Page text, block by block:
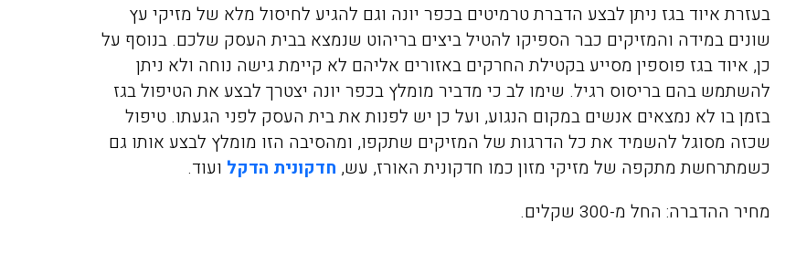
אריאלה לוין
08/04/2020
מיכה אלפסי
17/02/2019
בעזרת איוד בגז ניתן לבצע הדברת טרמיטים בכפר יונה וגם להגיע לחיסול מלא של מזיקי עץ
שונים במידה והמזיקים כבר הספיקו להטיל ביצים בריהוט שנמצא בבית העסק שלכם. בנוסף על
כן, איוד בגז פוספין מסייע בקטילת החרקים באזורים אליהם לא קיימת גישה נוחה ולא ניתן
להשתמש בהם בריסוס רגיל. שימו לב כי מדביר מומלץ בכפר יונה יצטרך לבצע את הטיפול בגז
בזמן בו לא נמצאים אנשים במקום הנגוע, ועל כן יש לפנות את בית העסק לפני הגעתו. טיפול
שכזה מסוגל להשמיד את כל הדרגות של המזיקים שתקפו, ומהסיבה הזו מומלץ לבצע אותו גם
כשמתרחשת מתקפה של מזיקי מזון כמו חדקונית האורז, עש, חדקונית הדקל ועוד.
מחיר ההדברה: החל מ-300 שקלים.